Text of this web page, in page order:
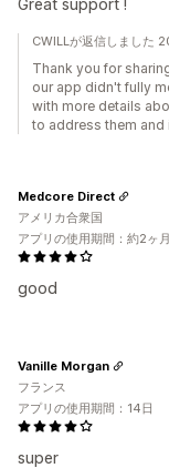
Great support !
CWILLが返信しました
Thank you for
our app didn't fully
with more details
to address them and
good
Medcore Direct
アメリカ合衆国
アプリの使用期間：約2ヶ月
super
Vanille Morgan
フランス
アプリの使用期間：14日